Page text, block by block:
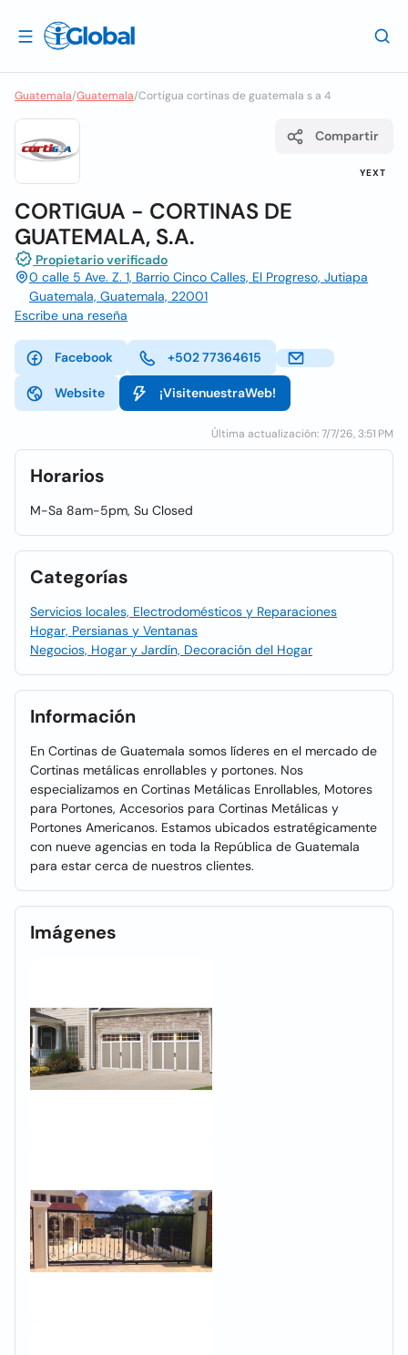
Guatemala/Guatemala/Cortigua cortinas de guatemala s a 4
YEXT
Compartir
CORTIGUA - CORTINAS DE
GUATEMALA, S.A.
Propietario verificado
0 calle 5 Ave. Z. 1, Barrio Cinco Calles, El Progreso, Jutiapa
Guatemala, Guatemala, 22001
Escribe una reseña
Facebook +502 77364615
Website ¡VisitenuestraWeb!
Última actualización: 7/7/26, 3:51 PM
Horarios
M-Sa 8am-5pm, Su Closed
Categorías
Servicios locales, Electrodomésticos y Reparaciones
Hogar, Persianas y Ventanas
Negocios, Hogar y Jardín, Decoración del Hogar
Información
En Cortinas de Guatemala somos líderes en el mercado de
Cortinas metálicas enrollables y portones. Nos
especializamos en Cortinas Metálicas Enrollables, Motores
para Portones, Accesorios para Cortinas Metálicas y
Portones Americanos. Estamos ubicados estratégicamente
con nueve agencias en toda la República de Guatemala
para estar cerca de nuestros clientes.
Imágenes